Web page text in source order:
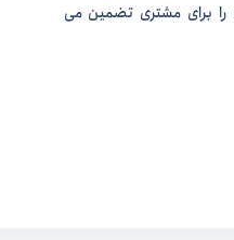
برای مشتری تضمین می